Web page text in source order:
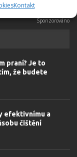
Kontakt
praní? Je to
že budete
efektivnímu a
čištění